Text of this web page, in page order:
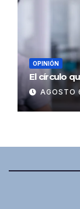
OPINIÓN
El círculo
AGOSTO